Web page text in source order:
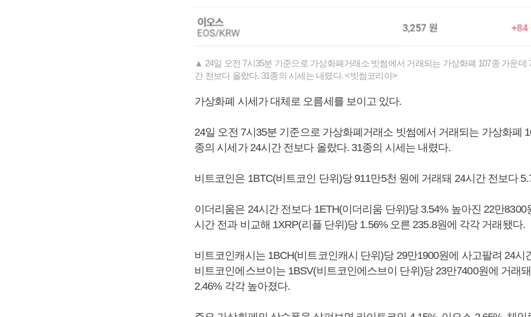
▲ 24일 오전 7시35분 기준으로 가상화폐거래소 빗썸에서 거래되는 가상화폐 107종 가운데
간 전보다 올랐다. 31종의 시세는 내렸다. <빗썸코리아>
가상화폐 시세가 대체로 오름세를 보이고 있다.
24일 오전 7시35분 기준으로 가상화폐거래소 빗썸에서 거래되는 가상화폐
종의 시세가 24시간 전보다 올랐다. 31종의 시세는 내렸다.
비트코인은 1BTC(비트코인 단위)당 911만5천 원에 거래돼 24시간 전보다
이더리움은 24시간 전보다 1ETH(이더리움 단위)당 3.54% 높아진 22만8300
시간 전과 비교해 1XRP(리플 단위)당 1.56% 오른 235.8원에 각각 거래됐다.
비트코인캐시는 1BCH(비트코인캐시 단위)당 29만1900원에 사고팔려 24시
비트코인에스브이는 1BSV(비트코인에스브이 단위)당 23만7400원에 거래
2.46% 각각 높아졌다.